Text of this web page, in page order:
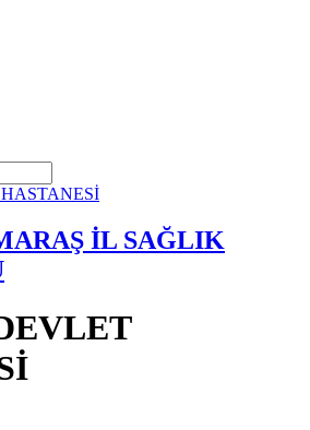
İL SAĞLIK